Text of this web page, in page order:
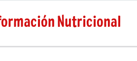
Nutricional